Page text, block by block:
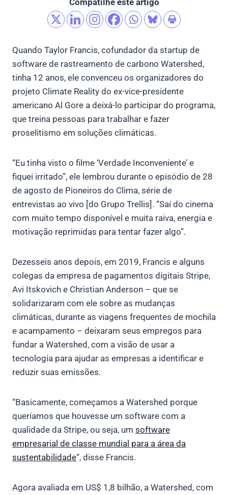
Quando Taylor Francis, cofundador da startup de
software de rastreamento de carbono Watershed,
tinha 12 anos, ele convenceu os organizadores do
projeto Climate Reality do ex-vice-presidente
americano Al Gore a deixá-lo participar do programa,
que treina pessoas para trabalhar e fazer
proselitismo em soluções climáticas.
“Eu tinha visto o filme ‘Verdade Inconveniente’ e
fiquei irritado”, ele lembrou durante o episódio de 28
de agosto de Pioneiros do Clima, série de
entrevistas ao vivo [do Grupo Trellis]. “Saí do cinema
com muito tempo disponível e muita raiva, energia e
motivação reprimidas para tentar fazer algo”.
Dezesseis anos depois, em 2019, Francis e alguns
colegas da empresa de pagamentos digitais Stripe,
Avi Itskovich e Christian Anderson – que se
solidarizaram com ele sobre as mudanças
climáticas, durante as viagens frequentes de mochila
e acampamento – deixaram seus empregos para
fundar a Watershed, com a visão de usar a
tecnologia para ajudar as empresas a identificar e
reduzir suas emissões.
“Basicamente, começamos a Watershed porque
queríamos que houvesse um software com a
qualidade da Stripe, ou seja, um software
empresarial de classe mundial para a área da
sustentabilidade“, disse Francis.
Agora avaliada em US$ 1,8 bilhão, a Watershed, com